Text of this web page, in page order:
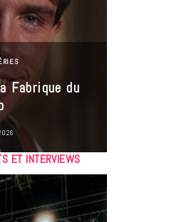
Fabrique du
ET INTERVIEWS